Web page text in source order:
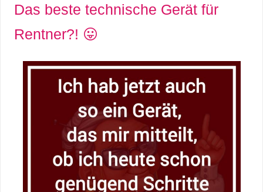
Das beste technische Gerät für
Rentner?! 😛